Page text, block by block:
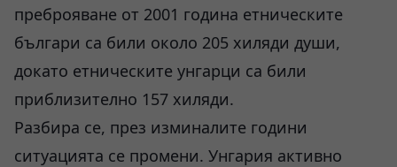
преброяване от 2001 година етническите
българи са били около 205 хиляди души,
докато етническите унгарци са били
приблизително 157 хиляди.
Разбира се, през изминалите години
ситуацията се промени. Унгария активно